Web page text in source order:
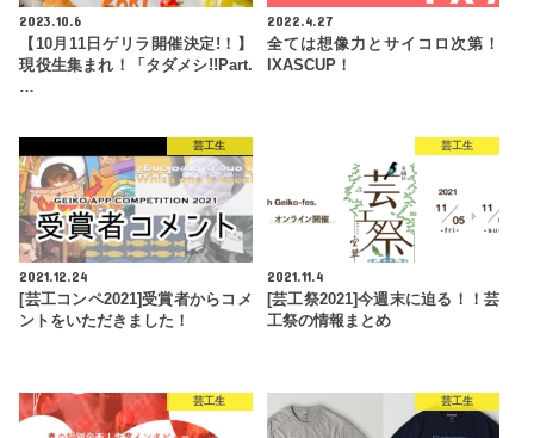
2023.10.6
【10月11日ゲリラ開催決定!！】
現役生集まれ！「タダメシ!!Part.
…
2022.4.27
全ては想像力とサイコロ次第！
IXASCUP！
芸工生
2021.12.24
[芸工コンペ2021]受賞者からコメ
ントをいただきました！
芸工生
2021.11.4
[芸工祭2021]今週末に迫る！！芸
工祭の情報まとめ
芸工生 芸工生